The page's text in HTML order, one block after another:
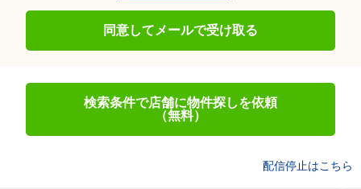
同意してメールで受け取る
検索条件で店舗に物件探しを依頼
（無料）
配信停止はこちら